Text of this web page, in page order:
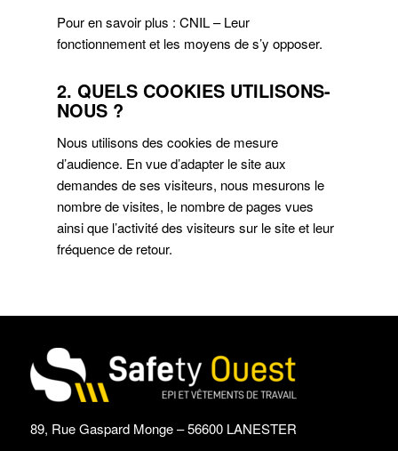
Pour en savoir plus : CNIL – Leur
fonctionnement et les moyens de s’y opposer.
2. QUELS COOKIES UTILISONS-
NOUS ?
Nous utilisons des cookies de mesure
d’audience. En vue d’adapter le site aux
demandes de ses visiteurs, nous mesurons le
nombre de visites, le nombre de pages vues
ainsi que l’activité des visiteurs sur le site et leur
fréquence de retour.
89, Rue Gaspard Monge – 56600 LANESTER